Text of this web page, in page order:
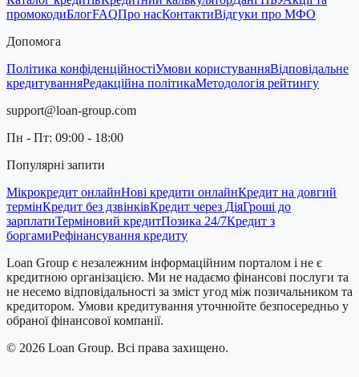
промокодиБлогFAQПро насКонтактиВідгуки про МФО
Допомога
Політика конфіденційностіУмови користуванняВідповідальне
кредитуванняРедакційна політикаМетодологія рейтингу
support@loan-group.com
Пн - Пт: 09:00 - 18:00
Популярні запити
Мікрокредит онлайнНові кредити онлайнКредит на довгий
термінКредит без дзвінківКредит через ДіяГроші до
зарплатиТерміновий кредитПозика 24/7Кредит з
боргамиРефінансування кредиту
Loan Group є незалежним інформаційним порталом і не є
кредитною організацією. Ми не надаємо фінансові послуги та
не несемо відповідальності за зміст угод між позичальником та
кредитором. Умови кредитування уточнюйте безпосередньо у
обраної фінансової компанії.
© 2026 Loan Group. Всі права захищено.